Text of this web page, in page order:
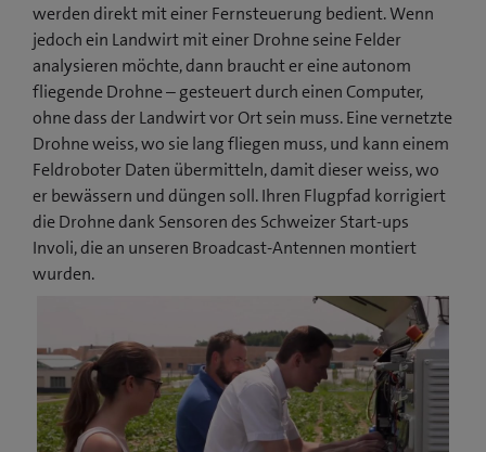
werden direkt mit einer Fernsteuerung bedient. Wenn
jedoch ein Landwirt mit einer Drohne seine Felder
analysieren möchte, dann braucht er eine autonom
fliegende Drohne – gesteuert durch einen Computer,
ohne dass der Landwirt vor Ort sein muss. Eine vernetzte
Drohne weiss, wo sie lang fliegen muss, und kann einem
Feldroboter Daten übermitteln, damit dieser weiss, wo
er bewässern und düngen soll. Ihren Flugpfad korrigiert
die Drohne dank Sensoren des Schweizer Start-ups
Involi, die an unseren Broadcast-Antennen montiert
wurden.